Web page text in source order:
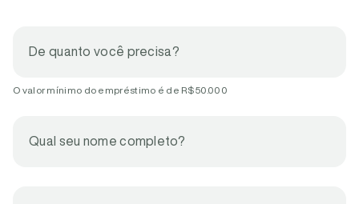
De quanto você precisa?
O valor mínimo do empréstimo é de R$ 50.000
Qual seu nome completo?